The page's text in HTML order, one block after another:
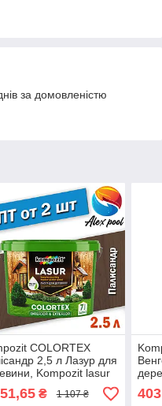
за домовленістю
COLORTEX
2,5 л Лазур для
Kompozit lasur
Композит
₴ 1 107 ₴